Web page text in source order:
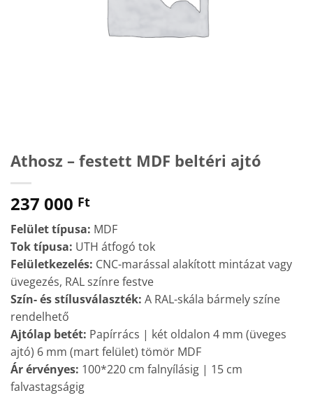
Athosz – festett MDF beltéri ajtó
237 000 Ft
Felület típusa: MDF
Tok típusa: UTH átfogó tok
Felületkezelés: CNC-marással alakított mintázat vagy
üvegezés, RAL színre festve
Szín- és stílusválaszték: A RAL-skála bármely színe
rendelhető
Ajtólap betét: Papírrács | két oldalon 4 mm (üveges
ajtó) 6 mm (mart felület) tömör MDF
Ár érvényes: 100*220 cm falnyílásig | 15 cm
falvastagságig